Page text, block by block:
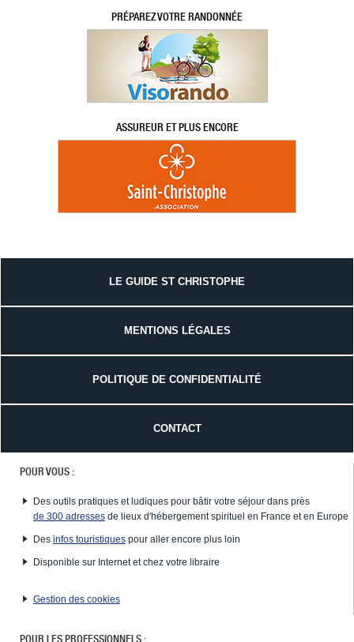
PRÉPAREZ VOTRE RANDONNÉE
ASSUREUR ET PLUS ENCORE
LE GUIDE ST CHRISTOPHE
MENTIONS LÉGALES
POLITIQUE DE CONFIDENTIALITÉ
CONTACT
POUR VOUS :
Des outils pratiques et ludiques pour bâtir votre séjour dans près
de 300 adresses de lieux d'hébergement spirituel en France et en Europe
Des infos touristiques pour aller encore plus loin
Disponible sur Internet et chez votre libraire
Gestion des cookies
POUR LES PROFESSIONNELS :